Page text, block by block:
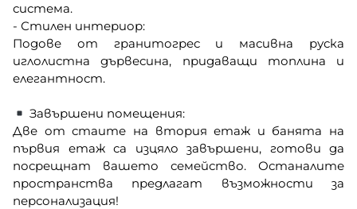
система.
- Стилен интериор:
Подове от гранитогрес и масивна руска
иглолистна дървесина, придаващи топлина и
елегантност.
Завършени помещения:
Две от стаите на втория етаж и банята на
първия етаж са изцяло завършени, готови да
посрещнат вашето семейство. Останалите
пространства предлагат възможности за
персонализация!